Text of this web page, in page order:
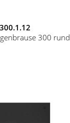
300 rund